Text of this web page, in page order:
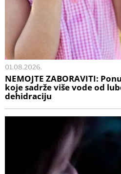
01.08.2026.
NEMOJTE ZABORAVITI:
koje sadrže više vode od
dehidraciju